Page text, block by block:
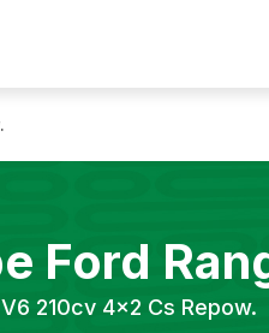
Ford
210cv 4x2 Cs Repow.